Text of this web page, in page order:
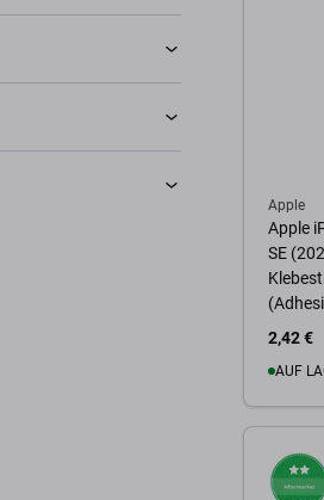
Apple
Apple
SE
2,42 €
AUF